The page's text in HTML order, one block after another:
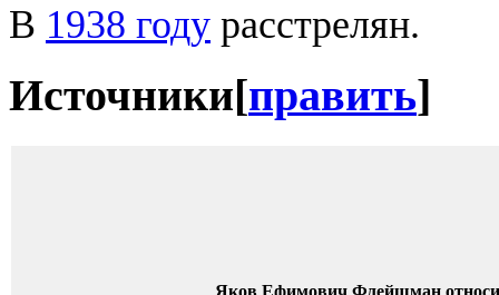
В 1938 году расстрелян.
Источники[править]
Яков Ефимович Флейшман